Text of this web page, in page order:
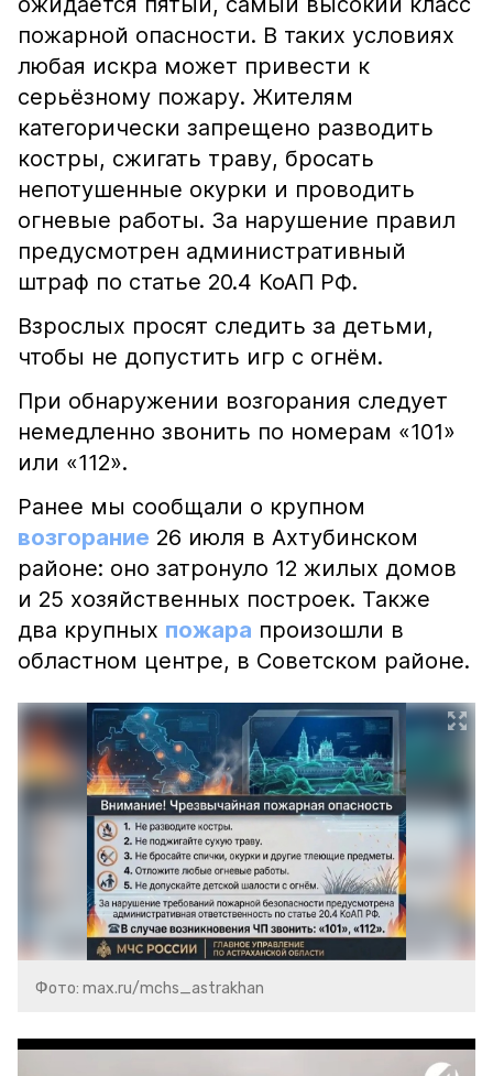
пожарной опасности. В таких условиях
любая искра может привести к
серьёзному пожару. Жителям
категорически запрещено разводить
костры, сжигать траву, бросать
непотушенные окурки и проводить
огневые работы. За нарушение правил
предусмотрен административный
штраф по статье 20.4 КоАП РФ.
Взрослых просят следить за детьми,
чтобы не допустить игр с огнём.
При обнаружении возгорания следует
немедленно звонить по номерам «101»
или «112».
Ранее мы сообщали о крупном
возгорание 26 июля в Ахтубинском
районе: оно затронуло 12 жилых домов
и 25 хозяйственных построек. Также
два крупных пожара произошли в
областном центре, в Советском районе.
Фото: max.ru/mchs_astrakhan